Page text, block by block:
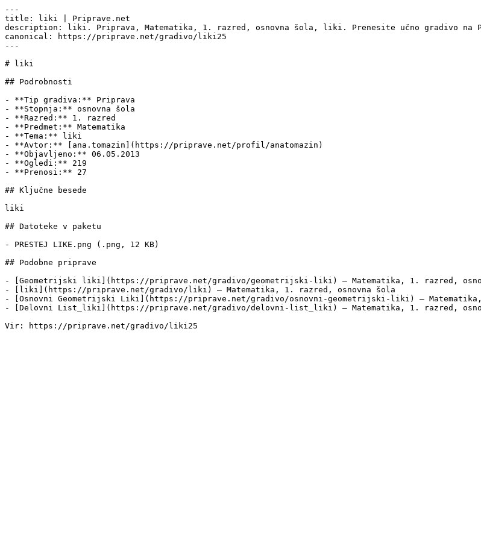
---
title: liki | Priprave.net
description: liki. Priprava, Matematika, 1. razred, osnovna šola, liki. Prenesite učno gradivo na
canonical: https://priprave.net/gradivo/liki25
---
# liki
## Podrobnosti
- **Tip gradiva:** Priprava
- **Stopnja:** osnovna šola
- **Razred:** 1. razred
- **Predmet:** Matematika
- **Tema:** liki
- **Avtor:** [ana.tomazin](https://priprave.net/profil/anatomazin)
- **Objavljeno:** 06.05.2013
- **Ogledi:** 219
- **Prenosi:** 27
## Ključne besede
liki
## Datoteke v paketu
- PRESTEJ LIKE.png (.png, 12 KB)
## Podobne priprave
- [Geometrijski liki](https://priprave.net/gradivo/geometrijski-liki) — Matematika, 1. razred,
- [liki](https://priprave.net/gradivo/liki) — Matematika, 1. razred, osnovna šola
- [Osnovni Geometrijski Liki](https://priprave.net/gradivo/osnovni-geometrijski-liki) —
- [Delovni List_liki](https://priprave.net/gradivo/delovni-list_liki) — Matematika, 1. razred,